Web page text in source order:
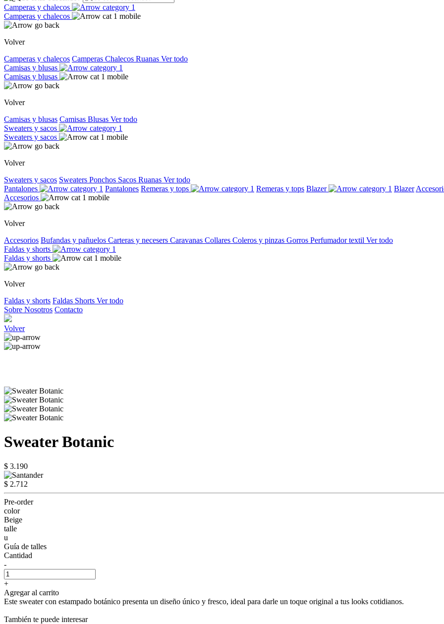
Camperas y chalecos
Camperas y chalecos
Volver
Camperas y chalecos Camperas Chalecos Ruanas Ver todo
Camisas y blusas
Camisas y blusas
Volver
Camisas y blusas Camisas Blusas Ver todo
Sweaters y sacos
Sweaters y sacos
Volver
Sweaters y sacos Sweaters Ponchos Sacos Ruanas Ver todo
Pantalones
Pantalones Remeras y tops Remeras y tops Blazer Blazer
Accesorios
Volver
Accesorios Bufandas y pañuelos Carteras y necesers Caravanas Collares Coleros y pinzas Gorros Perfumador textil Ver todo
Faldas y shorts
Faldas y shorts
Volver
Faldas y shorts Faldas Shorts Ver todo
Sobre Nosotros Contacto
Volver
Sweater Botanic
$ 3.190
$ 2.712
Pre-order
color
Beige
talle
u
Guía de talles
Cantidad
-
+
Agregar al carrito
Este sweater con estampado botánico presenta un diseño único y fresco, ideal para darle un toque original a tus looks cotidianos.
También te puede interesar